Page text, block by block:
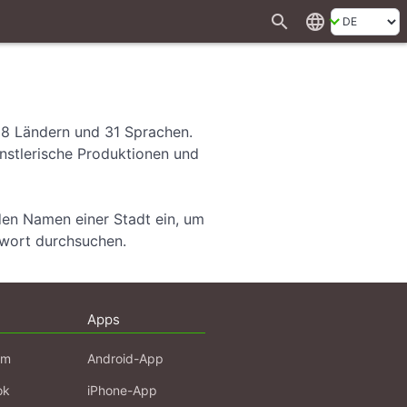
search language
Ländern und 31 Sprachen.
Produktionen und
Namen einer Stadt ein, um
durchsuchen.
Apps
Android-App
iPhone-App